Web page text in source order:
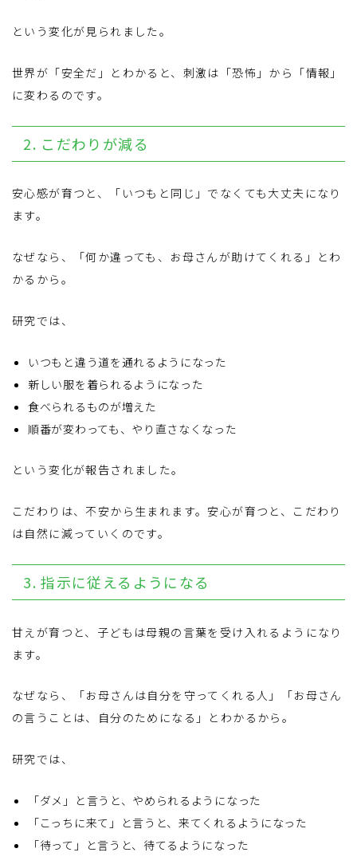
という変化が見られました。
世界が「安全だ」とわかると、刺激は「恐怖」から「情報」
に変わるのです。
2. こだわりが減る
安心感が育つと、「いつもと同じ」でなくても大丈夫になり
ます。
なぜなら、「何か違っても、お母さんが助けてくれる」とわ
かるから。
研究では、
いつもと違う道を通れるようになった
新しい服を着られるようになった
食べられるものが増えた
順番が変わっても、やり直さなくなった
という変化が報告されました。
こだわりは、不安から生まれます。安心が育つと、こだわり
は自然に減っていくのです。
3. 指示に従えるようになる
甘えが育つと、子どもは母親の言葉を受け入れるようになり
ます。
なぜなら、「お母さんは自分を守ってくれる人」「お母さん
の言うことは、自分のためになる」とわかるから。
研究では、
「ダメ」と言うと、やめられるようになった
「こっちに来て」と言うと、来てくれるようになった
「待って」と言うと、待てるようになった